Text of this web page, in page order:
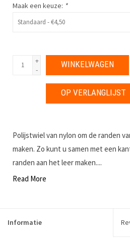
Maak een keuze: *
+
-
WINKELWAGEN
OP VERLANGLIJST
Polijstwiel van nylon om de randen
maken. Zo kunt u samen met een
randen aan het leer maken....
Read More
Informatie